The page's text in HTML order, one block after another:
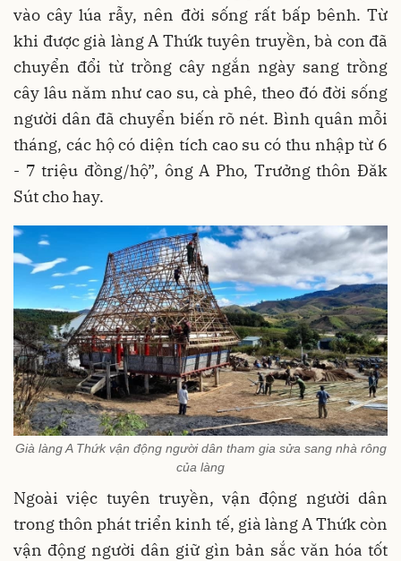
vào cây lúa rẫy, nên đời sống rất bấp bênh. Từ
khi được già làng A Thứk tuyên truyền, bà con đã
chuyển đổi từ trồng cây ngắn ngày sang trồng
cây lâu năm như cao su, cà phê, theo đó đời sống
người dân đã chuyển biến rõ nét. Bình quân mỗi
tháng, các hộ có diện tích cao su có thu nhập từ 6
- 7 triệu đồng/hộ”, ông A Pho, Trưởng thôn Đăk
Sút cho hay.
Già làng A Thứk vận động người dân tham gia sửa sang nhà rông
của làng
Ngoài việc tuyên truyền, vận động người dân
trong thôn phát triển kinh tế, già làng A Thứk còn
vận động người dân giữ gìn bản sắc văn hóa tốt